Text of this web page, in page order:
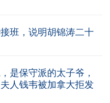
班，说明胡锦涛二十
是保守派的太子爷，
人钱韦被加拿大拒发